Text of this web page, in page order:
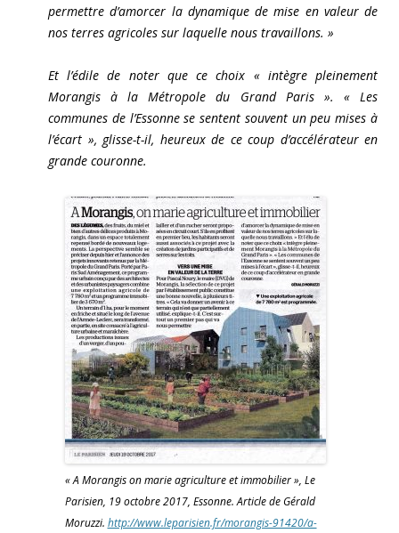
permettre d’amorcer la dynamique de mise en valeur de
nos terres agricoles sur laquelle nous travaillons. »
Et l’édile de noter que ce choix « intègre pleinement
Morangis à la Métropole du Grand Paris ». « Les
communes de l’Essonne se sentent souvent un peu mises à
l’écart », glisse-t-il, heureux de ce coup d’accélérateur en
grande couronne.
« A Morangis on marie agriculture et immobilier », Le
Parisien, 19 octobre 2017, Essonne. Article de Gérald
Moruzzi. http://www.leparisien.fr/morangis-91420/a-